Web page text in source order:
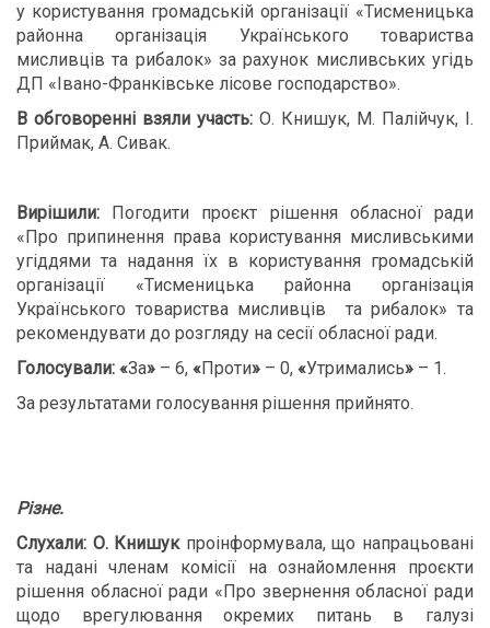
у користування громадській організації «Тисменицька
районна організація Українського товариства
мисливців та рибалок» за рахунок мисливських угідь
ДП «Івано-Франківське лісове господарство».
В обговоренні взяли участь: О. Книшук, М. Палійчук, І.
Приймак, А. Сивак.
Вирішили: Погодити проєкт рішення обласної ради
«Про припинення права користування мисливськими
угіддями та надання їх в користування громадській
організації «Тисменицька районна організація
Українського товариства мисливців та рибалок» та
рекомендувати до розгляду на сесії обласної ради.
Голосували: «За» – 6, «Проти» – 0, «Утримались» – 1.
За результатами голосування рішення прийнято.
Різне.
Слухали: О. Книшукпроінформувала, що напрацьовані
та надані членам комісії на ознайомлення проєкти
рішення обласної ради «Про звернення обласної ради
щодо врегулювання окремих питань в галузі